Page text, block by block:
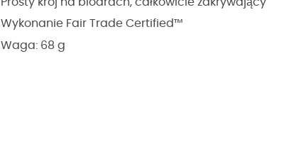
Wykonanie Fair Trade Certified™
Waga: 68 g